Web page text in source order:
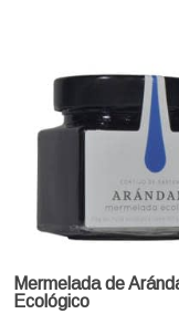
Mermelada de
Ecológico